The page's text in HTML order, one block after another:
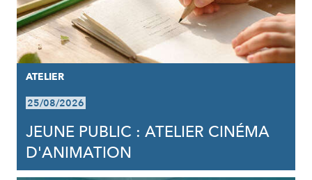
ATELIER
25/08/2026
JEUNE PUBLIC : ATELIER CINÉMA
D'ANIMATION